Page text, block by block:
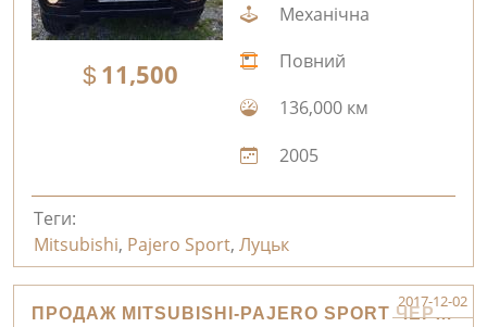
11,500
Механічна
Повний
136,000 км
2005
Теги:
Mitsubishi, Pajero Sport, Луцьк
ПРОДАЖ MITSUBISHI-PAJERO SPORT ЧЕРНІГІВ
2017-12-02